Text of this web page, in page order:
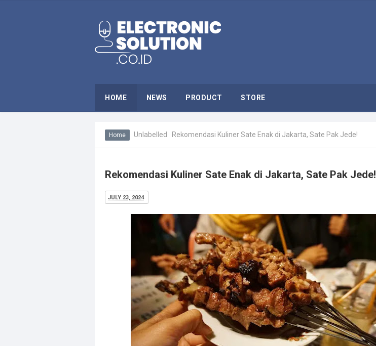
HOME NEWS PRODUCT STORE
Home Unlabelled Rekomendasi Kuliner Sate Enak di Jakarta, Sate Pak Jede!
Rekomendasi Kuliner Sate Enak di Jakarta, Sate Pak Jede!
JULY 23, 2024